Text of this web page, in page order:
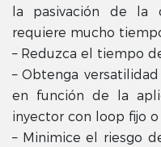
la pasivación de la
requiere mucho
– Reduzca el tiempo
– Obtenga
en función de la
inyector con loop fijo
– Minimice el riesgo